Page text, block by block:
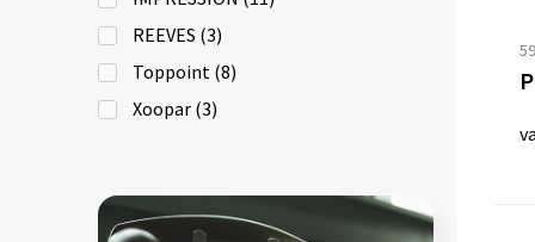
REEVES (3)
Toppoint (8)
Xoopar (3)